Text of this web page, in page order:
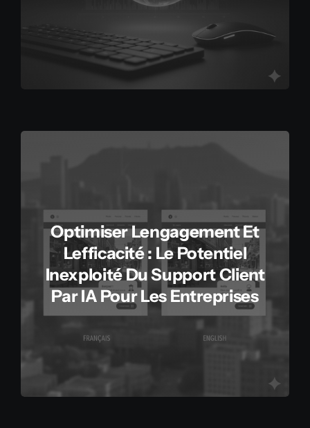
Optimiser Lengagement Et
Lefficacité : Le Potentiel
Inexploité Du Support Client
Par IA Pour Les Entreprises